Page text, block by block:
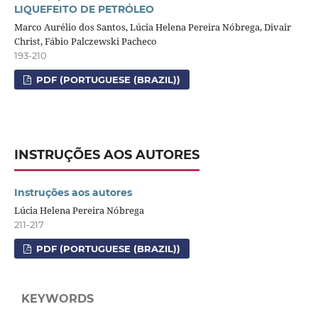
LIQUEFEITO DE PETRÓLEO
Marco Aurélio dos Santos, Lúcia Helena Pereira Nóbrega, Divair
Christ, Fábio Palczewski Pacheco
193-210
PDF (PORTUGUESE (BRAZIL))
INSTRUÇÕES AOS AUTORES
Instruções aos autores
Lúcia Helena Pereira Nóbrega
211-217
PDF (PORTUGUESE (BRAZIL))
KEYWORDS